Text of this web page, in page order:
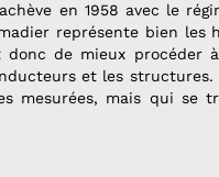
en 1958 avec le
représente bien les
de mieux procéder
et les structures.
mesurées, mais qui se